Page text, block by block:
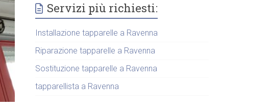
Servizi più richiesti:
Installazione tapparelle a Ravenna
Riparazione tapparelle a Ravenna
Sostituzione tapparelle a Ravenna
tapparellista a Ravenna